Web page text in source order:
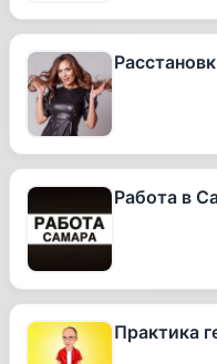
Работа в
Практика